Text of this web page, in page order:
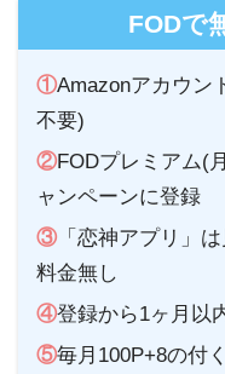
FODで
①Amazonアカウン
不要)
②FODプレミアム(
ャンペーンに登録
③ 「恋神アプリ」
料金無し
④登録から1ヶ月以
⑤毎月100P+8の付